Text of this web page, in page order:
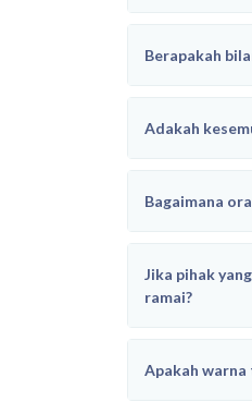
Berapakah
Adakah
Bagaimana
Jika pihak
ramai?
Apakah